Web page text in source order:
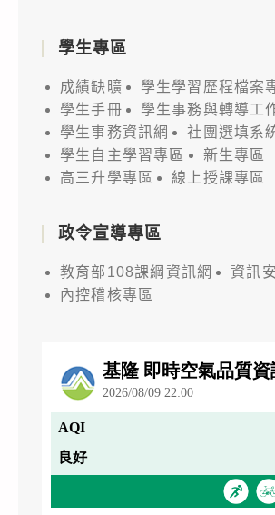
學生專區
成績缺曠
學生學習歷程檔案
學生手冊
學生事務與轉導工
學生事務資訊網
社團選填系
學生自主學習專區
新生專區
高三升學專區
線上授課專區
政令宣導專區
教育部108課綱資訊網
資訊
內控稽核專區